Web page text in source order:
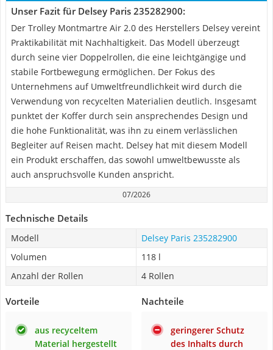
Unser Fazit für Delsey Paris 235282900:
Der Trolley Montmartre Air 2.0 des Herstellers Delsey vereint
Praktikabilität mit Nachhaltigkeit. Das Modell überzeugt
durch seine vier Doppelrollen, die eine leichtgängige und
stabile Fortbewegung ermöglichen. Der Fokus des
Unternehmens auf Umweltfreundlichkeit wird durch die
Verwendung von recycelten Materialien deutlich. Insgesamt
punktet der Koffer durch sein ansprechendes Design und
die hohe Funktionalität, was ihn zu einem verlässlichen
Begleiter auf Reisen macht. Delsey hat mit diesem Modell
ein Produkt erschaffen, das sowohl umweltbewusste als
auch anspruchsvolle Kunden anspricht.
07/2026
Technische Details
Modell
Delsey Paris 235282900
Volumen
118 l
Anzahl der Rollen
4 Rollen
Vorteile
aus recyceltem
Material hergestellt
Nachteile
geringerer Schutz
des Inhalts durch